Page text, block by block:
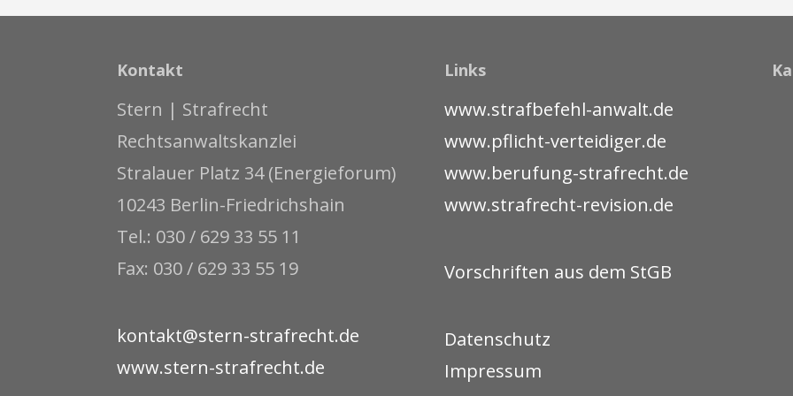
Kontakt
Stern | Strafrecht
Rechtsanwaltskanzlei
Stralauer Platz 34 (Energieforum)
10243 Berlin-Friedrichshain
Tel.: 030 / 629 33 55 11
Fax: 030 / 629 33 55 19
kontakt@stern-strafrecht.de
www.stern-strafrecht.de
Links
www.strafbefehl-anwalt.de
www.pflicht-verteidiger.de
www.berufung-strafrecht.de
www.strafrecht-revision.de
Vorschriften aus dem StGB
Datenschutz
Impressum